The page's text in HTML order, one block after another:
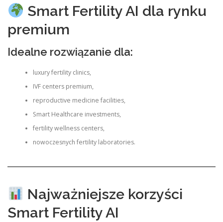
Smart Fertility AI dla rynku
premium
Idealne rozwiązanie dla:
luxury fertility clinics,
IVF centers premium,
reproductive medicine facilities,
Smart Healthcare investments,
fertility wellness centers,
nowoczesnych fertility laboratories.
Najważniejsze korzyści
Smart Fertility AI